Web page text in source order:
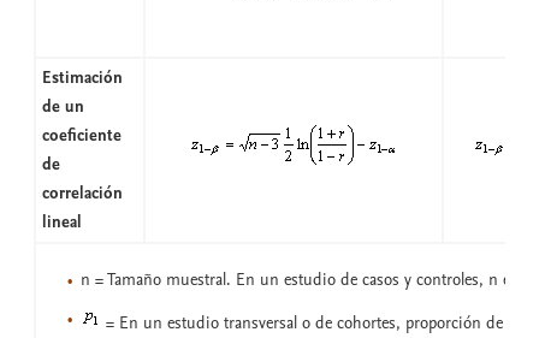
Estimación
de un
coeficiente
de
correlación
lineal
n = Tamaño muestral. En un estudio de casos y controles, n es
= En un estudio transversal o de cohortes, proporción de